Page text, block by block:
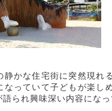
静かな住宅街に突然現れ
なっていて子どもが楽
られ興味深い内容になっ